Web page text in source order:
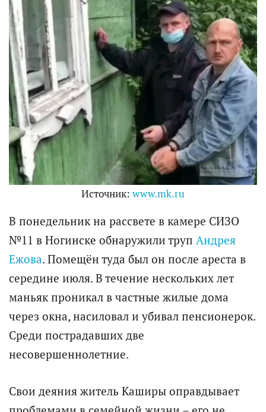
Источник: www.mk.ru
В понедельник на рассвете в камере СИЗО
№11 в Ногинске обнаружили труп Андрея
Ежова. Помещён туда был он после ареста в
середине июля. В течение нескольких лет
маньяк проникал в частные жилые дома
через окна, насиловал и убивал пенсионерок.
Среди пострадавших две
несовершеннолетние.
Свои деяния житель Каширы оправдывает